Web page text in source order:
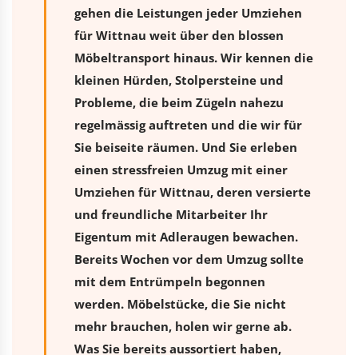
gehen die Leistungen jeder Umziehen
für Wittnau weit über den blossen
Möbeltransport hinaus. Wir kennen die
kleinen Hürden, Stolpersteine und
Probleme, die beim Zügeln nahezu
regelmässig auftreten und die wir für
Sie beiseite räumen. Und Sie erleben
einen stressfreien Umzugmit einer
Umziehen für Wittnau, deren versierte
und freundliche Mitarbeiter Ihr
Eigentum mit Adleraugen bewachen.
Bereits Wochen vor dem Umzug sollte
mit dem Entrümpeln begonnen
werden. Möbelstücke, die Sie nicht
mehr brauchen, holen wir gerne ab.
Was Sie bereits aussortiert haben,